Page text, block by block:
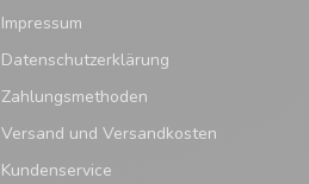
Impressum
Datenschutzerklärung
Zahlungsmethoden
Versand und Versandkosten
Kundenservice